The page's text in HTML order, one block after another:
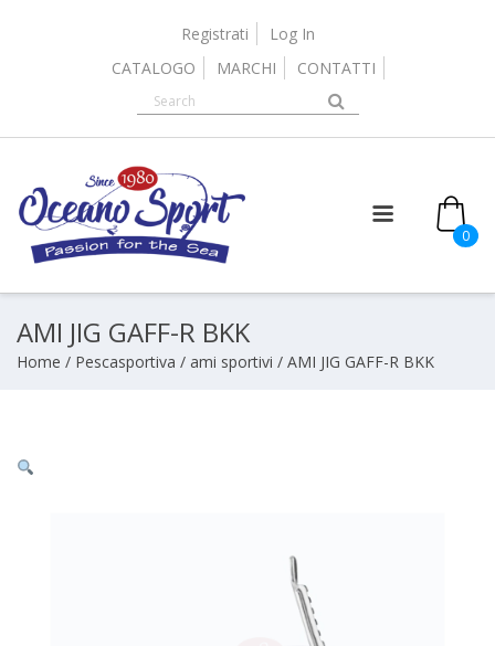
Registrati
Log In
CATALOGO
MARCHI CONTATTI
0
AMI JIG GAFF-R BKK
Home / Pescasportiva / ami sportivi / AMI JIG GAFF-R BKK